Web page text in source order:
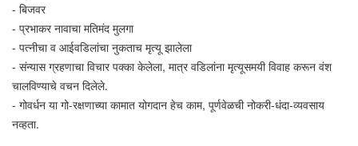
- बिजवर
- प्रभाकर नावाचा मतिमंद मुलगा
- पत्नीचा व आईवडिलांचा नुकताच मृत्यू झालेला
- संन्यास ग्रहणाचा विचार पक्का केलेला, मात्र वडिलांना मृत्यूसमयी विवाह करून वंश
चालविण्याचे वचन दिलेले.
- गोवर्धन या गो-रक्षणाच्या कामात योगदान हेच काम, पूर्णवेळची नोकरी-धंदा-व्यवसाय
नव्हता.